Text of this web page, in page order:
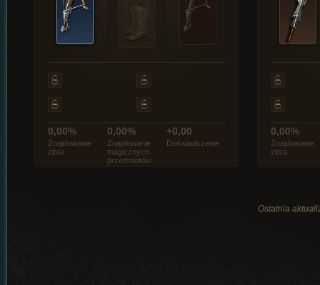
0,00%
Znajdowanie
złota
0,00%
Znajdowanie
magicznych
przedmiotów
+0,00
Doświadczenie
0,00%
Znajdowanie
złota
Ostatnia